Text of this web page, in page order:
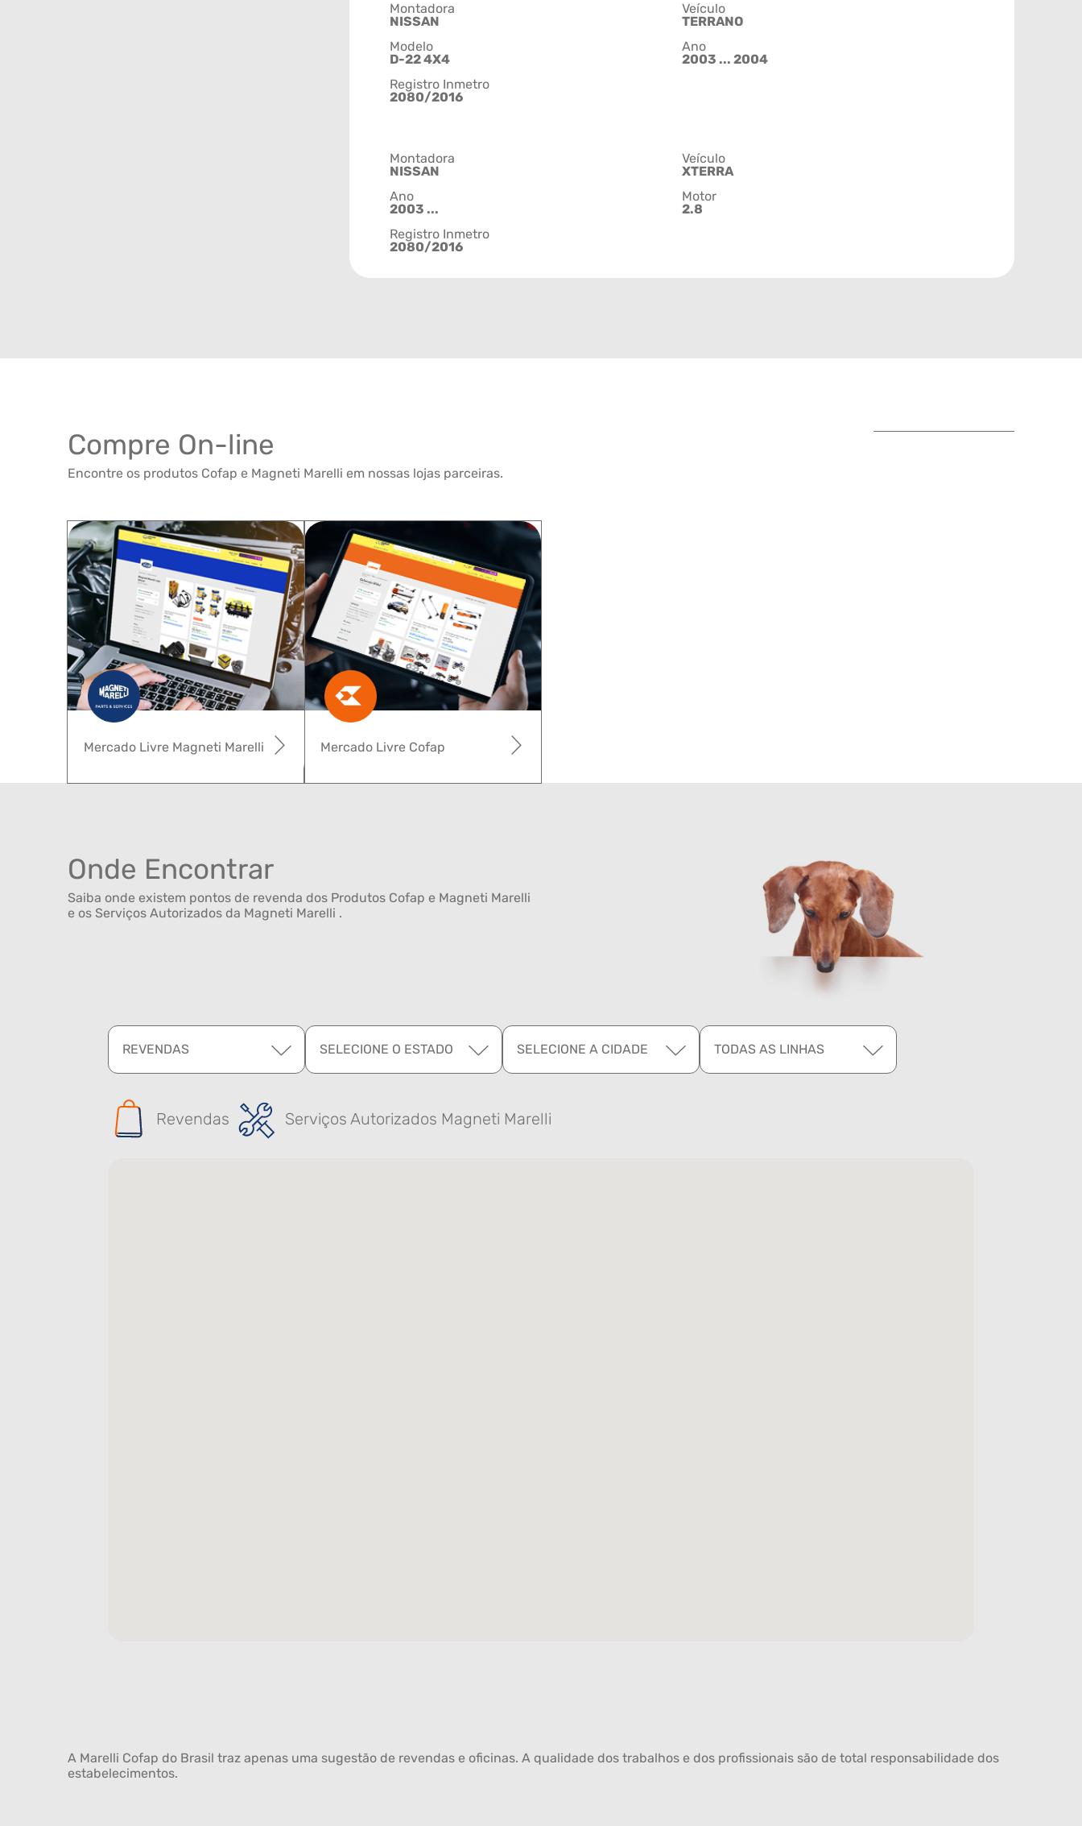
Montadora
NISSAN
Veículo
TERRANO
Modelo
D-22 4X4
Ano
2003 ... 2004
Registro Inmetro
2080/2016
Montadora
NISSAN
Veículo
XTERRA
Ano
2003 ...
Motor
2.8
Registro Inmetro
2080/2016
Compre On-line
Encontre os produtos Cofap e Magneti Marelli em nossas lojas parceiras.
Mercado Livre Cofap
Mercado Livre Magneti Marelli
Onde Encontrar
Saiba onde existem pontos de revenda dos Produtos Cofap e Magneti Marelli
e os Serviços Autorizados da Magneti Marelli .
REVENDAS SELECIONE O ESTADO SELECIONE A CIDADE TODAS AS LINHAS
Revendas Serviços Autorizados Magneti Marelli
A Marelli Cofap do Brasil traz apenas uma sugestão de revendas e oficinas. A qualidade dos trabalhos e dos profissionais são de total responsabilidade dos
estabelecimentos.